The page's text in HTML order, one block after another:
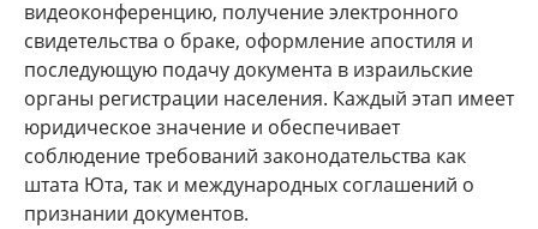
видеоконференцию, получение электронного
свидетельства о браке, оформление апостиля и
последующую подачу документа в израильские
органы регистрации населения. Каждый этап имеет
юридическое значение и обеспечивает
соблюдение требований законодательства как
штата Юта, так и международных соглашений о
признании документов.